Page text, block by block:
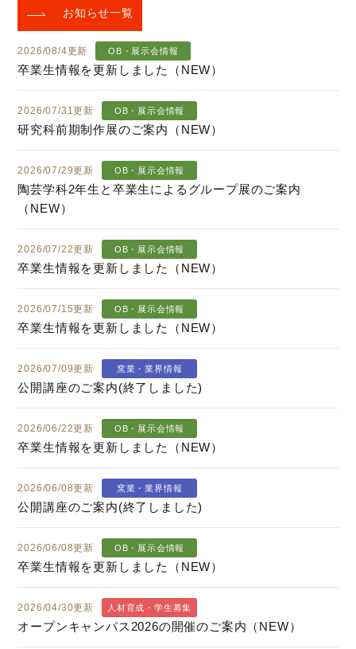
お知らせ一覧
2026/08/4更新 OB・展示会情報
卒業生情報を更新しました（NEW）
2026/07/31更新 OB・展示会情報
研究科前期制作展のご案内（NEW）
2026/07/29更新 OB・展示会情報
陶芸学科2年生と卒業生によるグループ展のご案内
（NEW）
2026/07/22更新 OB・展示会情報
卒業生情報を更新しました（NEW）
2026/07/15更新 OB・展示会情報
卒業生情報を更新しました（NEW）
2026/07/09更新 窯業・業界情報
公開講座のご案内(終了しました)
2026/06/22更新 OB・展示会情報
卒業生情報を更新しました（NEW）
2026/06/08更新 窯業・業界情報
公開講座のご案内(終了しました)
2026/06/08更新 OB・展示会情報
卒業生情報を更新しました（NEW）
2026/04/30更新 人材育成・学生募集
オープンキャンパス2026の開催のご案内（NEW）